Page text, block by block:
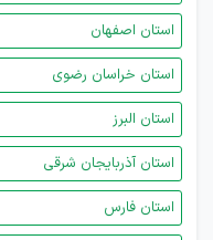
استان اصفهان
استان خراسان رضوی
استان البرز
استان آذربایجان شرقی
استان فارس